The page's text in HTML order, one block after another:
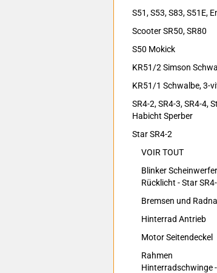
S51, S53, S83, S51E,
Scooter SR50, SR80
S50 Mokick
KR51/2 Simson
KR51/1 Schwalbe, 3-
SR4-2, SR4-3, SR4-4,
Habicht Sperber
Star SR4-2
VOIR TOUT
Blinker Scheinwerfer
Rücklicht - Star
Bremsen und
Hinterrad Antrieb
Motor Seitendeckel
Rahmen
Hinterradschwinge